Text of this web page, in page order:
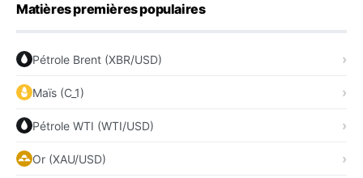
Matières premières populaires
Pétrole Brent (XBR/USD)
Maïs (C_1)
Pétrole WTI (WTI/USD)
Or (XAU/USD)